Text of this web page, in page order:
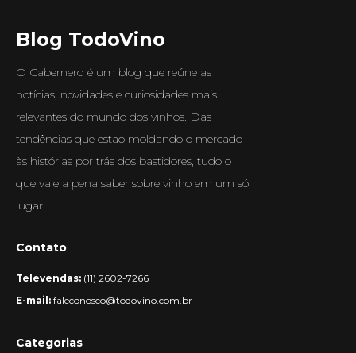
Blog TodoVino
O Cabernerd é um blog que reúne as
notícias, novidades e curiosidades mais
relevantes do mundo dos vinhos. Das
tendências que estão moldando o mercado
às histórias por trás dos bastidores, tudo o
que vale a pena saber sobre vinho em um só
lugar.
Contato
Televendas: (11) 2602-7266
E-mail: faleconosco@todovino.com.br
Categorias